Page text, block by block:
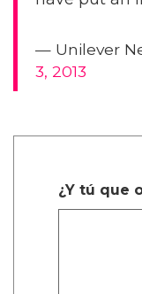
— Unilever
3, 2013
¿Y tú que